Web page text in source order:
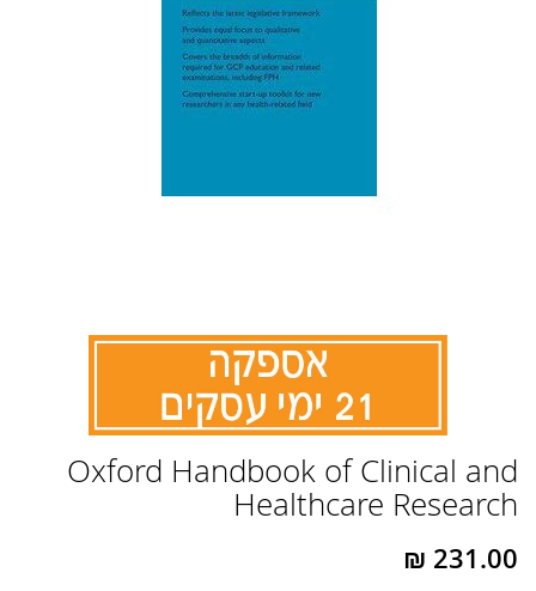
Oxford Handbook of Clinical and
Healthcare Research
להתחלה
של
גלריית